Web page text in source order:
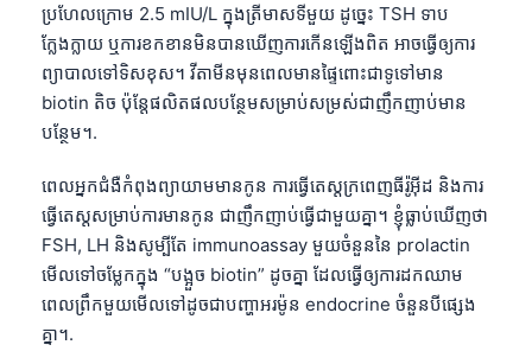
ប្រហែលក្រោម 2.5 mIU/L ក្នុងត្រីមាសទីមួយ ដូច្នេះ TSH ទាប
ក្លែងក្លាយ ឬការខកខានមិនបានឃើញការកើនឡើងពិត អាចធ្វើឲ្យការ
ព្យាបាលទៅទិសខុស។ វីតាមីនមុនពេលមានផ្ទៃពោះជាទូទៅមាន
biotin តិច ប៉ុន្តែផលិតផលបន្ថែមសម្រាប់សម្រស់ជាញឹកញាប់មាន
បន្ថែម។.
ពេលអ្នកជំងឺកំពុងព្យាយាមមានកូន ការធ្វើតេស្តក្រពេញធីរ៉ូអ៊ីដ និងការ
ធ្វើតេស្តសម្រាប់ការមានកូន ជាញឹកញាប់ធ្វើជាមួយគ្នា។ ខ្ញុំធ្លាប់ឃើញថា
FSH, LH និងសូម្បីតែ immunoassay មួយចំនួននៃ prolactin
មើលទៅចម្លែកក្នុង “បង្អួច biotin” ដូចគ្នា ដែលធ្វើឲ្យការដកឈាម
ពេលព្រឹកមួយមើលទៅដូចជាបញ្ហាអរម៉ូន endocrine ចំនួនបីផ្សេង
គ្នា។.
Polski
한국어
Slovenščina
Magyar
Shqip
বাংলা
اردو
मराठी